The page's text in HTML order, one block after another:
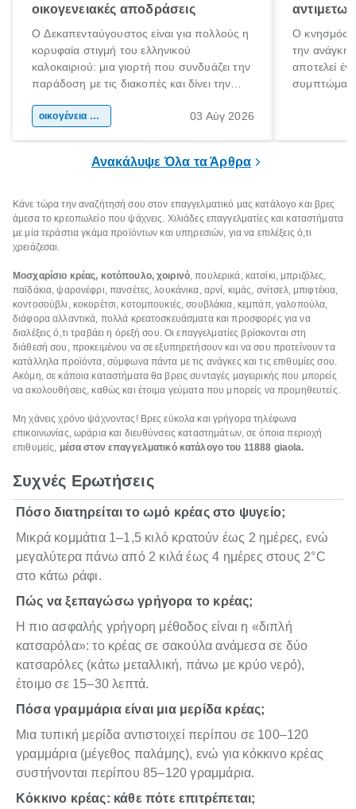
οικογενειακές αποδράσεις
Ο Δεκαπενταύγουστος είναι για πολλούς η
κορυφαία στιγμή του ελληνικού
καλοκαιριού: μια γιορτή που συνδυάζει την
παράδοση με τις διακοπές και δίνει την
χώρας. Είτε πρόκειται για λίγες μέρες
οικογένεια & παιδί 03 Αύγ 2026
Ο κνησμός
την ανάγκη
αποτελεί
Ανακάλυψε Όλα τα Άρθρα
Κάνε τώρα την αναζήτησή σου στον επαγγελματικό μας κατάλογο και βρες
άμεσα το κρεοπωλείο που ψάχνεις. Χιλιάδες επαγγελματίες και καταστήματα
με μία τεράστια γκάμα προϊόντων και υπηρεσιών, για να επιλέξεις ό,τι
χρειάζεσαι.
Μοσχαρίσιο κρέας, κοτόπουλο, χοιρινό, πουλερικά, κατσίκι, μπριζόλες,
παϊδάκια, ψαρονέφρι, πανσέτες, λουκάνικα, αρνί, κιμάς, σνίτσελ, μπιφτέκια,
κοντοσούβλι, κοκορέτσι, κοτομπουκιές, σουβλάκια, κεμπάπ, γαλοπούλα,
διάφορα αλλαντικά, πολλά κρεατοσκευάσματα και προσφορές για να
διαλέξεις ό,τι τραβάει η όρεξή σου. Οι επαγγελματίες βρίσκονται στη
διάθεσή σου, προκειμένου να σε εξυπηρετήσουν και να σου προτείνουν τα
κατάλληλα προϊόντα, σύμφωνα πάντα με τις ανάγκες και τις επιθυμίες σου.
Ακόμη, σε κάποια καταστήματα θα βρεις συνταγές μαγειρικής που μπορείς
να ακολουθήσεις, καθώς και έτοιμα γεύματα που μπορείς να προμηθευτείς.
Μη χάνεις χρόνο ψάχνοντας! Βρες εύκολα και γρήγορα τηλέφωνα
επικοινωνίας, ωράρια και διευθύνσεις καταστημάτων, σε όποια περιοχή
επιθυμείς, μέσα στον επαγγελματικό κατάλογο του 11888 giaola.
Συχνές Ερωτήσεις
Πόσο διατηρείται το ωμό κρέας στο ψυγείο;
Μικρά κομμάτια 1–1,5 κιλό κρατούν έως 2 ημέρες, ενώ
μεγαλύτερα πάνω από 2 κιλά έως 4 ημέρες στους 2°C
στο κάτω ράφι.
Πώς να ξεπαγώσω γρήγορα το κρέας;
Η πιο ασφαλής γρήγορη μέθοδος είναι η «διπλή
κατσαρόλα»: το κρέας σε σακούλα ανάμεσα σε δύο
κατσαρόλες (κάτω μεταλλική, πάνω με κρύο νερό),
έτοιμο σε 15–30 λεπτά.
Πόσα γραμμάρια είναι μια μερίδα κρέας;
Μια τυπική μερίδα αντιστοιχεί περίπου σε 100–120
γραμμάρια (μέγεθος παλάμης), ενώ για κόκκινο κρέας
συστήνονται περίπου 85–120 γραμμάρια.
Κόκκινο κρέας: κάθε πότε επιτρέπεται;